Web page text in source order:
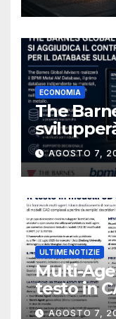
ECONOMIA
The
metallica
navale
AGOSTO 7,
ULTIME NOTIZIE
Multi-
testo in
meno
AGOSTO 7,